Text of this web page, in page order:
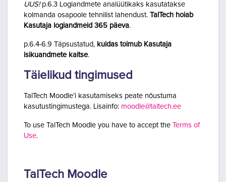
UUS!p.6.3 Logiandmete analüütikaks kasutatakse
kolmanda osapoole tehnilist lahendust. TalTech hoiab
Kasutaja logiandmeid 365 päeva.
p.6.4-6.9 Täpsustatud, kuidas toimub Kasutaja
isikuandmete kaitse.
Täielikud tingimused
TalTech Moodle’i kasutamiseks peate nõustuma
kasutustingimustega. Lisainfo: moodle@taltech.ee
To use TalTech Moodle you have to accept the Terms of
Use.
TalTech Moodle